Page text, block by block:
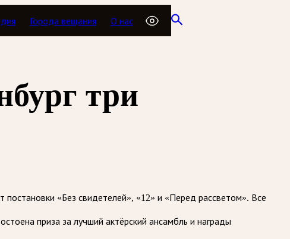
Города вещания О нас
три
постановки «Без свидетелей», «12» и «Перед рассветом». Все
приза за лучший актёрский ансамбль и награды